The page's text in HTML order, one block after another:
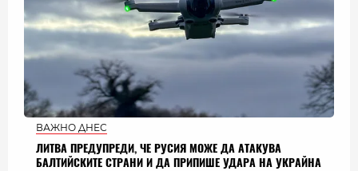
ВАЖНО ДНЕС
ЛИТВА ПРЕДУПРЕДИ, ЧЕ РУСИЯ МОЖЕ ДА АТАКУВА
БАЛТИЙСКИТЕ СТРАНИ И ДА ПРИПИШЕ УДАРА НА УКРАЙНА